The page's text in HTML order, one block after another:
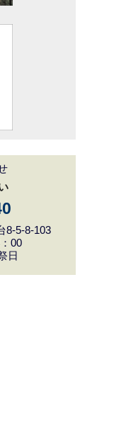
8-5-8-103
00
日